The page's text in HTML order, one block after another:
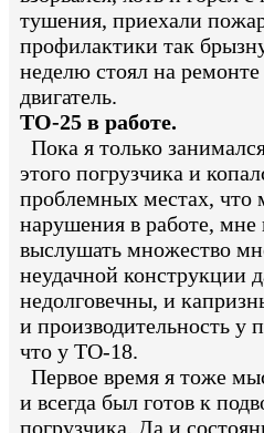
тушения, приехали
профилактики так
неделю стоял на
двигатель.
ТО-25 в работе.
Пока я только
этого погрузчика и
проблемных местах, что
нарушения в работе,
выслушать множество
неудачной конструкции
недолговечны, и
и производительность у
что у ТО-18.
Первое время я тоже
и всегда был готов к
погрузчика. Да и